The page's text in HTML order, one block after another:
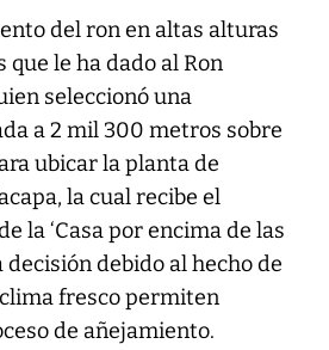
del ron en altas alturas
que le ha dado al Ron
seleccionó una
a 2 mil 300 metros sobre
ubicar la planta de
la cual recibe el
la ‘Casa por encima de las
decisión debido al hecho de
fresco permiten
de añejamiento.